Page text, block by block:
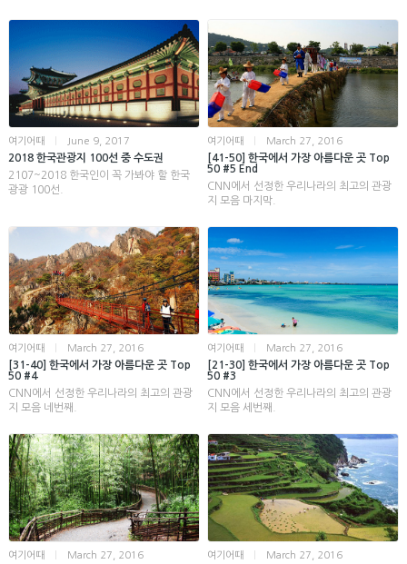
여기어때 June 9, 2017
2018 한국관광지 100선 중 수도권
2107~2018 한국인이 꼭 가봐야 할 한국
광광 100선.
여기어때 March 27, 2016
[41-50] 한국에서 가장 아름다운 곳 Top
50 #5 End
CNN에서 선정한 우리나라의 최고의 관광
지 모음 마지막.
여기어때 March 27, 2016
[31-40] 한국에서 가장 아름다운 곳 Top
50 #4
CNN에서 선정한 우리나라의 최고의 관광
지 모음 네번째.
여기어때 March 27, 2016
[21-30] 한국에서 가장 아름다운 곳 Top
50 #3
CNN에서 선정한 우리나라의 최고의 관광
지 모음 세번째.
여기어때 March 27, 2016 여기어때 March 27, 2016